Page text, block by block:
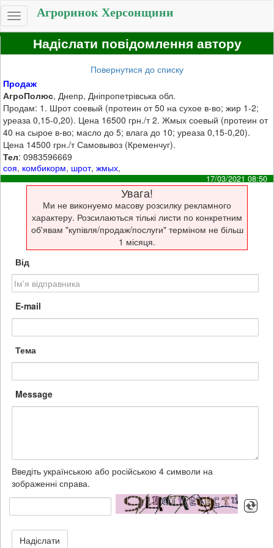
Toggle
navigation
Агроринок Херсонщини
Надіслати повідомлення автору
Повернутися до списку
Продаж
АгроПолюс, Днепр, Дніпропетрівська обл.
Продам: 1. Шрот соевый (протеин от 50 на сухое в-во; жир 1-2;
уреаза 0,15-0,20). Цена 16500 грн./т 2. Жмых соевый (протеин от
40 на сырое в-во; масло до 5; влага до 10; уреаза 0,15-0,20).
Цена 14500 грн./т Самовывоз (Кременчуг).
Тел: 0983596669
соя, комбикорм, шрот,жмых,
17/03/2021 08:50
Увага!
Ми не виконуемо масову розсилку рекламного
характеру. Розсилаються тількі листи по конкретним
об'явам "купівля/продаж/послуги" терміном не більш
1 місяця.
Від
E-mail
Тема
Message
Введіть українською або російською 4 символи на
зображенні справа.
Надіслати